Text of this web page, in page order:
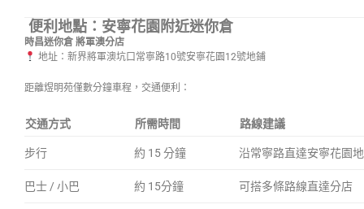
便利地點：安寧花園附近迷你倉
時昌迷你倉 將軍澳分店
地址：新界將軍澳坑口常寧路10號安寧花園12號地鋪
距離煜明苑僅數分鐘車程，交通便利：
交通方式 所需時間 路線建議
步行 約 15 分鐘 沿常寧路直達安寧花園
巴士 / 小巴 約 15分鐘 可搭多條路線直達分店